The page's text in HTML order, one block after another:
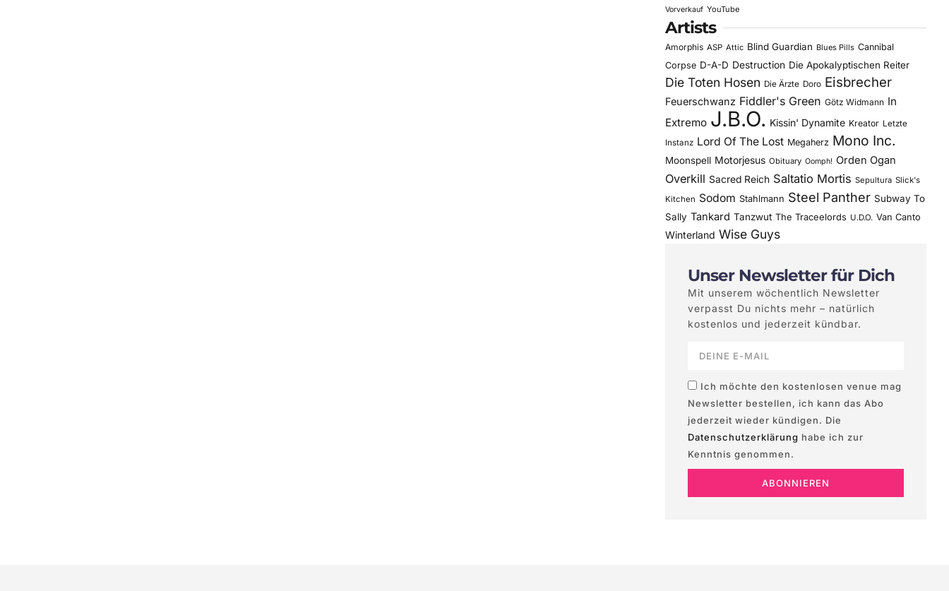
Vorverkauf YouTube
Artists
Amorphis ASP Attic Blind Guardian Blues Pills Cannibal
Corpse D-A-D Destruction Die Apokalyptischen Reiter
Die Toten Hosen Die Ärzte Doro Eisbrecher
Feuerschwanz Fiddler's Green Götz Widmann In
Extremo J.B.O. Kissin' Dynamite Kreator Letzte
Instanz Lord Of The Lost Megaherz Mono Inc.
Moonspell Motorjesus Obituary Oomph! Orden Ogan
Overkill Sacred Reich Saltatio Mortis Sepultura Slick's
Kitchen Sodom Stahlmann Steel Panther Subway To
Sally Tankard Tanzwut The Traceelords U.D.O. Van Canto
Winterland Wise Guys
Unser Newsletter für Dich
Mit unserem wöchentlich Newsletter
verpasst Du nichts mehr – natürlich
kostenlos und jederzeit kündbar.
Ich möchte den kostenlosen venue mag
Newsletter bestellen, ich kann das Abo
jederzeit wieder kündigen. Die
Datenschutzerklärung habe ich zur
Kenntnis genommen.
ABONNIEREN